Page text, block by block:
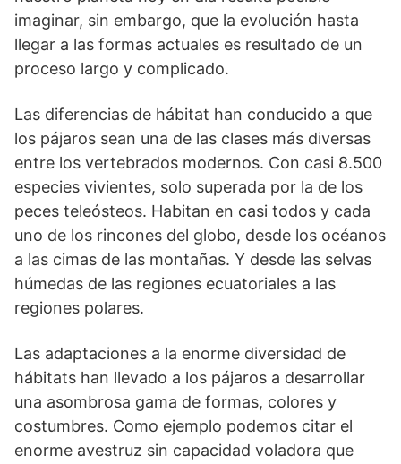
imaginar, sin embargo, que la evolución hasta
llegar a las formas actuales es resultado de un
proceso largo y complicado.
Las diferencias de hábitat han conducido a que
los pájaros sean una de las clases más diversas
entre los vertebrados modernos. Con casi 8.500
especies vivientes, solo superada por la de los
peces teleósteos. Habitan en casi todos y cada
uno de los rincones del globo, desde los océanos
a las cimas de las montañas. Y desde las selvas
húmedas de las regiones ecuatoriales a las
regiones polares.
Las adaptaciones a la enorme diversidad de
hábitats han llevado a los pájaros a desarrollar
una asombrosa gama de formas, colores y
costumbres. Como ejemplo podemos citar el
enorme avestruz sin capacidad voladora que